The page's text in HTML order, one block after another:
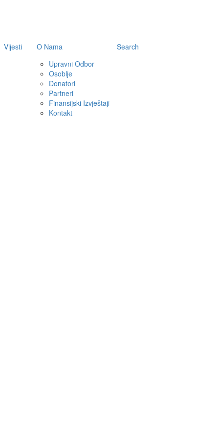
Vijesti
O Nama
Upravni Odbor
Osoblje
Donatori
Partneri
Finansijski Izvještaji
Kontakt
Search